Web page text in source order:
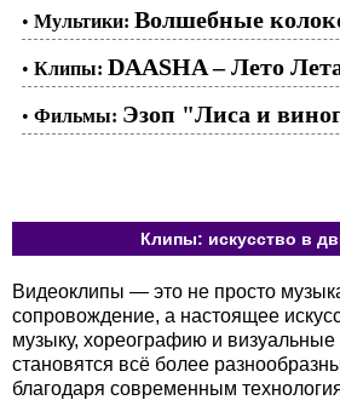
• Мультики: Волшебные
• Клипы: DAASHA – Лето
• Фильмы: Эзоп "Лиса и
Клипы: искусство в
Видеоклипы — это не просто
сопровождение, а настоящее
музыку, хореографию и
становятся всё более
благодаря современным